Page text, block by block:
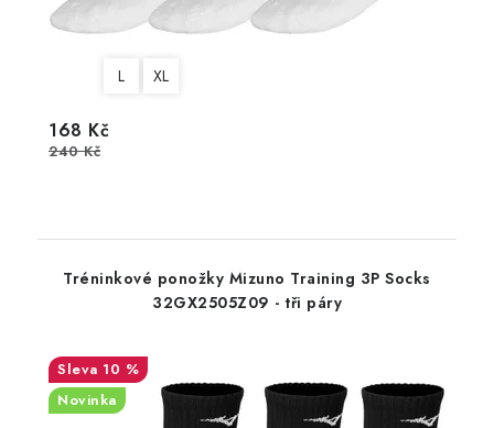
L XL
168 Kč
240 Kč
Tréninkové ponožky Mizuno Training 3P Socks
32GX2505Z09 - tři páry
10 %
Novinka